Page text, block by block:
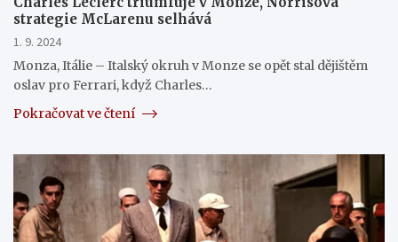
strategie McLarenu selhává
1. 9. 2024
Monza, Itálie – Italský okruh v Monze se opět stal dějištěm
oslav pro Ferrari, když Charles…
Pokračovat ve čtení